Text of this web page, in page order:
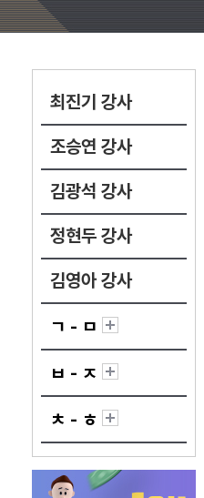
최진기 강사
조승연 강사
김광석 강사
정현두 강사
김영아 강사
ㄱ - ㅁ
ㅂ - ㅈ
ㅊ - ㅎ